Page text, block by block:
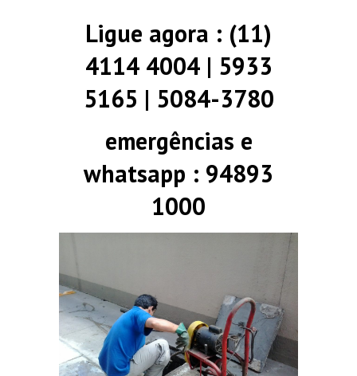
Ligue agora : (11)
4114 4004 | 5933
5165 | 5084-3780
emergências e
whatsapp : 94893
1000